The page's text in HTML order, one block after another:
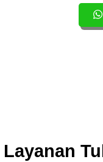
Layanan